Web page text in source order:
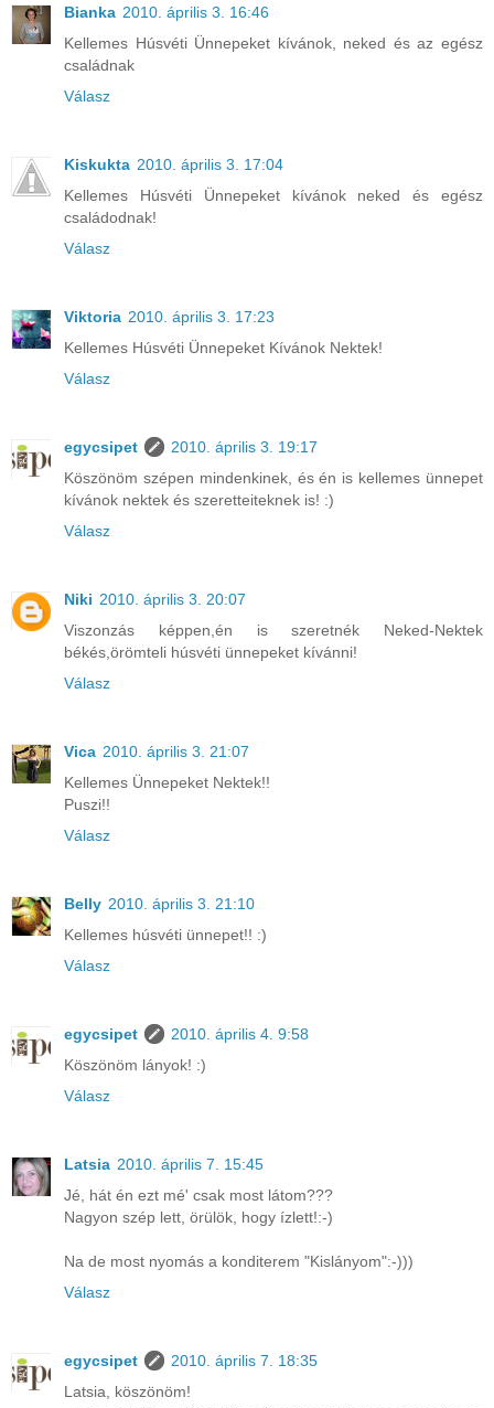
Bianka 2010. április 3. 16:46
Kellemes Húsvéti Ünnepeket kívánok, neked és az egész
családnak
Válasz
Kiskukta 2010. április 3. 17:04
Kellemes Húsvéti Ünnepeket kívánok neked és egész
családodnak!
Válasz
Viktoria 2010. április 3. 17:23
Kellemes Húsvéti Ünnepeket Kívánok Nektek!
Válasz
egycsipet
2010. április 3. 19:17
Köszönöm szépen mindenkinek, és én is kellemes ünnepet
kívánok nektek és szeretteiteknek is! :)
Válasz
Niki 2010. április 3. 20:07
Viszonzás képpen,én is szeretnék Neked-Nektek
békés,örömteli húsvéti ünnepeket kívánni!
Válasz
Vica 2010. április 3. 21:07
Kellemes Ünnepeket Nektek!!
Puszi!!
Válasz
Belly 2010. április 3. 21:10
Kellemes húsvéti ünnepet!! :)
Válasz
egycsipet
2010. április 4. 9:58
Köszönöm lányok! :)
Válasz
Latsia 2010. április 7. 15:45
Jé, hát én ezt mé' csak most látom???
Nagyon szép lett, örülök, hogy ízlett!:-)
Na de most nyomás a konditerem "Kislányom":-)))
Válasz
egycsipet
2010. április 7. 18:35
Latsia, köszönöm!